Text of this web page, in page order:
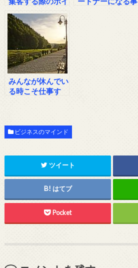
みんなが休んでい
る時こそ仕事す
ビジネスのマインド
ツイート
はてブ
Pocket